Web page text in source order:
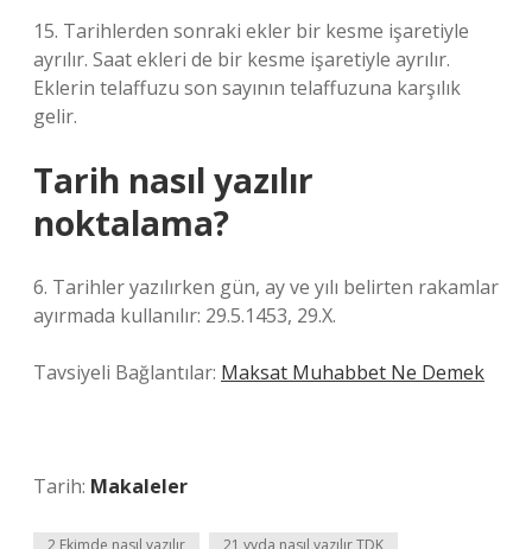
15. Tarihlerden sonraki ekler bir kesme işaretiyle
ayrılır. Saat ekleri de bir kesme işaretiyle ayrılır.
Eklerin telaffuzu son sayının telaffuzuna karşılık
gelir.
Tarih nasıl yazılır
noktalama?
6. Tarihler yazılırken gün, ay ve yılı belirten rakamlar
ayırmada kullanılır: 29.5.1453, 29.X.
Tavsiyeli Bağlantılar: Maksat Muhabbet Ne Demek
Tarih: Makaleler
2 Ekimde nasıl yazılır 21 yyda nasıl yazılır TDK